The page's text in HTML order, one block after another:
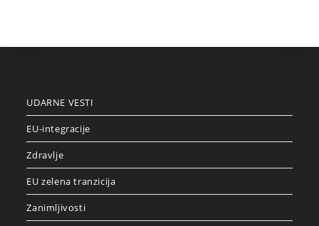
UDARNE VESTI
EU-integracije
Zdravlje
EU zelena tranzicija
Zanimljivosti